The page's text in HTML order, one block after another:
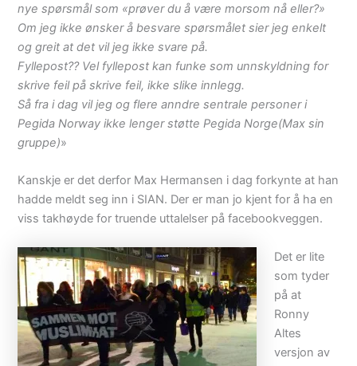
nye spørsmål som «prøver du å være morsom nå eller?»
Om jeg ikke ønsker å besvare spørsmålet sier jeg enkelt
og greit at det vil jeg ikke svare på.
Fyllepost?? Vel fyllepost kan funke som unnskyldning for
skrive feil på skrive feil, ikke slike innlegg.
Så fra i dag vil jeg og flere anndre sentrale personer i
Pegida Norway ikke lenger støtte Pegida Norge(Max sin
gruppe)»
Kanskje er det derfor Max Hermansen i dag forkynte at han
hadde meldt seg inn i SIAN. Der er man jo kjent for å ha en
viss takhøyde for truende uttalelser på facebookveggen.
Det er lite
som tyder
på at
Ronny
Altes
versjon av